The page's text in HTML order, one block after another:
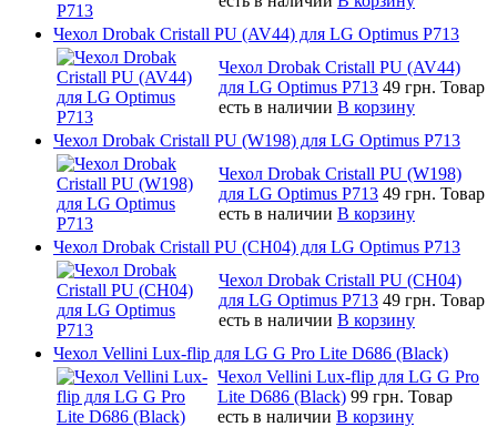
Чехол Drobak Cristall PU (AV44) для LG Optimus P713
Чехол Drobak Cristall PU (AV44)
для LG Optimus P713 49 грн. Товар
есть в наличии В корзину
Чехол Drobak Cristall PU (W198) для LG Optimus P713
Чехол Drobak Cristall PU (W198)
для LG Optimus P713 49 грн. Товар
есть в наличии В корзину
Чехол Drobak Cristall PU (CH04) для LG Optimus P713
Чехол Drobak Cristall PU (CH04)
для LG Optimus P713 49 грн. Товар
есть в наличии В корзину
Чехол Vellini Lux-flip для LG G Pro Lite D686 (Black)
Чехол Vellini Lux-flip для LG G Pro
Lite D686 (Black) 99 грн. Товар
есть в наличии В корзину